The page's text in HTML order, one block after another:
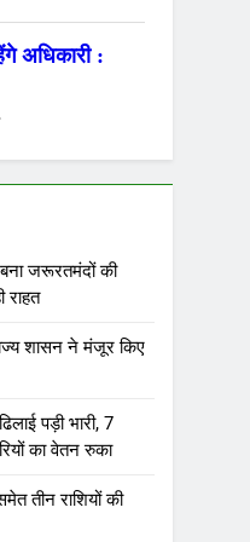
जरूरतमंदों की
राहत
शासन ने मंजूर किए
पड़ी भारी, 7
का वेतन रुका
तीन राशियों की